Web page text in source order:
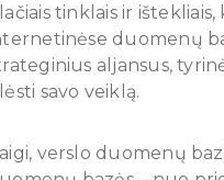
tinklais ir
duomenų
aljansus,
savo veiklą.
verslo duomenų